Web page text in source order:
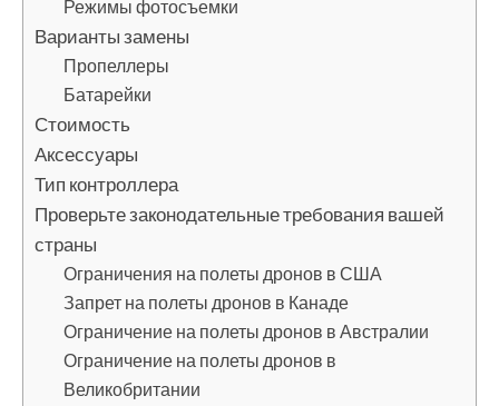
Режимы фотосъемки
Варианты замены
Пропеллеры
Батарейки
Стоимость
Аксессуары
Тип контроллера
Проверьте законодательные требования вашей
страны
Ограничения на полеты дронов в США
Запрет на полеты дронов в Канаде
Ограничение на полеты дронов в Австралии
Ограничение на полеты дронов в
Великобритании